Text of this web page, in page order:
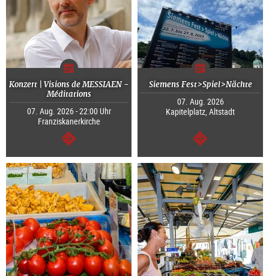
Konzert | Visions de MESSIAEN -
Méditations
07. Aug. 2026 - 22:00 Uhr
Franziskanerkirche
weiter
Siemens Fest>Spiel>Nächte
07. Aug. 2026
Kapitelplatz, Altstadt
weiter